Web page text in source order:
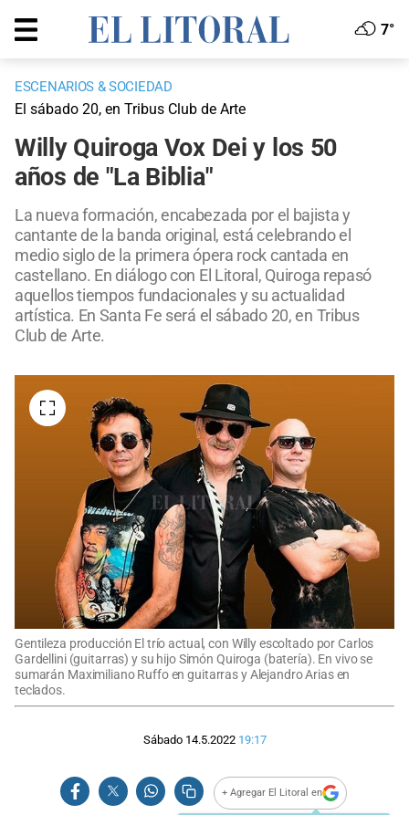
7°
ESCENARIOS & SOCIEDAD
El sábado 20, en Tribus Club de Arte
Willy Quiroga Vox Dei y los 50
años de "La Biblia"
La nueva formación, encabezada por el bajista y
cantante de la banda original, está celebrando el
medio siglo de la primera ópera rock cantada en
castellano. En diálogo con El Litoral, Quiroga repasó
aquellos tiempos fundacionales y su actualidad
artística. En Santa Fe será el sábado 20, en Tribus
Club de Arte.
Gentileza producción El trío actual, con Willy escoltado por Carlos
Gardellini (guitarras) y su hijo Simón Quiroga (batería). En vivo se
sumarán Maximiliano Ruffo en guitarras y Alejandro Arias en
teclados.
Sábado 14.5.2022 19:17
+ Agregar El Litoral en